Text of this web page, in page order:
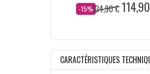
-15%
Dès 134,90 €
CARACTÉRISTIQUES